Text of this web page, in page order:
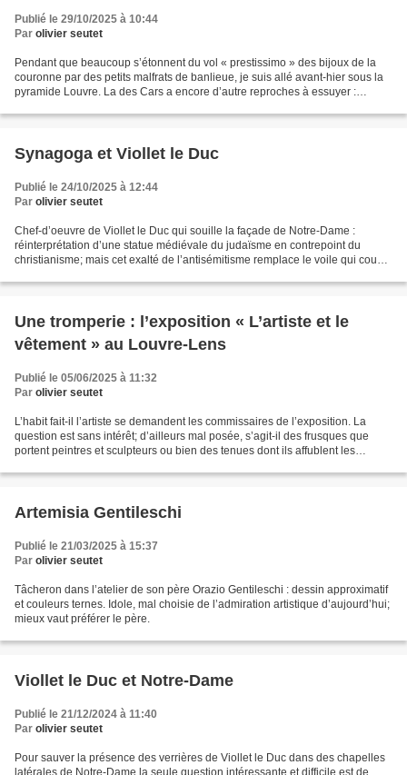
Publié le 29/10/2025 à 10:44
Par olivier seutet
Pendant que beaucoup s’étonnent du vol « prestissimo » des bijoux de la
couronne par des petits malfrats de banlieue, je suis allé avant-hier sous la
pyramide Louvre. La des Cars a encore d’autre reproches à essuyer :
Synagoga et Viollet le Duc
Publié le 24/10/2025 à 12:44
Par olivier seutet
Chef-d’oeuvre de Viollet le Duc qui souille la façade de Notre-Dame :
réinterprétation d’une statue médiévale du judaïsme en contrepoint du
christianisme; mais cet exalté de l’antisémitisme remplace le voile qui couvre
Une tromperie : l’exposition « L’artiste et le
vêtement » au Louvre-Lens
Publié le 05/06/2025 à 11:32
Par olivier seutet
L’habit fait-il l’artiste se demandent les commissaires de l’exposition. La
question est sans intérêt; d’ailleurs mal posée, s’agit-il des frusques que
portent peintres et sculpteurs ou bien des tenues dont ils affublent les
Artemisia Gentileschi
Publié le 21/03/2025 à 15:37
Par olivier seutet
Tâcheron dans l’atelier de son père Orazio Gentileschi : dessin approximatif
et couleurs ternes. Idole, mal choisie de l’admiration artistique d’aujourd’hui;
mieux vaut préférer le père.
Viollet le Duc et Notre-Dame
Publié le 21/12/2024 à 11:40
Par olivier seutet
Pour sauver la présence des verrières de Viollet le Duc dans des chapelles
latérales de Notre-Dame la seule question intéressante et difficile est de